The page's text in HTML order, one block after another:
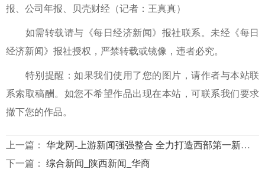
报、公司年报、贝壳财经（记者：王真真）
如需转载请与《每日经济新闻》报社联系。未经《每日
经济新闻》报社授权，严禁转载或镜像，违者必究。
特别提醒：如果我们使用了您的图片，请作者与本站联
系索取稿酬。如您不希望作品出现在本站，可联系我们要求
撤下您的作品。
上一篇： 华龙网-上游新闻强强整合 全力打造西部第一新媒体集群
下一篇： 综合新闻_陕西新闻_华商